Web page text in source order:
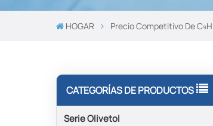
HOGAR Precio Competitivo De
CATEGORÍAS DE PRODUCTOS
Serie Olivetol